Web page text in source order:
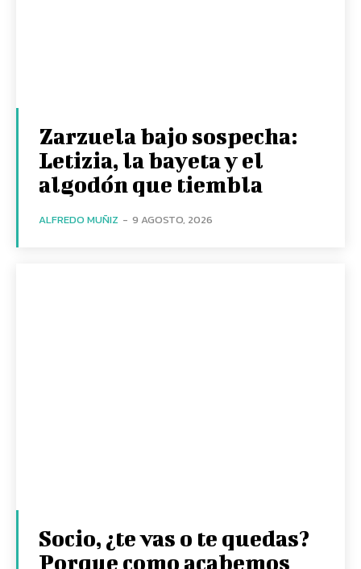
Zarzuela bajo sospecha:
Letizia, la bayeta y el
algodón que tiembla
ALFREDO MUÑIZ - 9 AGOSTO, 2026
Socio, ¿te vas o te quedas?
Porque como acabemos